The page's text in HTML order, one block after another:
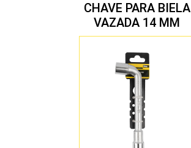
CHAVE PARA BIELA
VAZADA 14 MM